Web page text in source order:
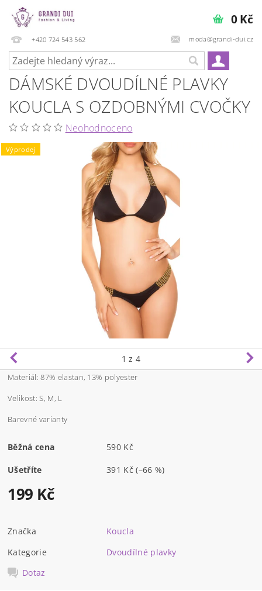
+420 724 543 562 moda@grandi-dui.cz
0 Kč
DÁMSKÉ DVOUDÍLNÉ PLAVKY
KOUCLA S OZDOBNÝMI CVOČKY
Neohodnoceno
Výprodej
1 z 4
Materiál: 87% elastan, 13% polyester
Velikost: S, M, L
Barevné varianty
Běžná cena 590 Kč
Ušetříte 391 Kč(–66 %)
199 Kč
Značka
Koucla
Kategorie
Dvoudílné plavky
Dotaz